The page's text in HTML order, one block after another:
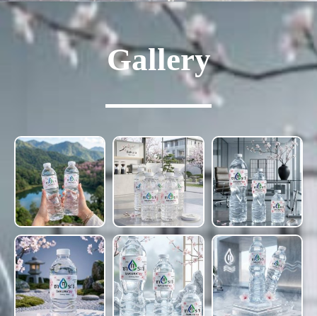
Gallery